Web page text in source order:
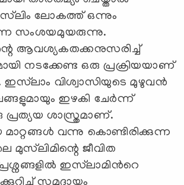
ലോകത്ത് ഒന്നും
സംശയമുയരുന്നു.
ആവശ്യകതക്കനുസരിച്ച്
നടക്കേണ്ട ഒരു പ്രക്രിയയാണ്
ഇസ്‍ലാം വിശ്വാസിയുടെ മുഴുവന്‍
ഇഴകി ചേര്‍ന്ന്
പ്രത്യയ ശാസ്ത്രമാണ്.
മാറ്റങ്ങള്‍ വന്നു കൊണ്ടിരിക്കുന്ന
മുസ്‍ലിമിന്റെ ജീവിത
ഇസ്‍ലാമിന്‍റെ
സമുദായം